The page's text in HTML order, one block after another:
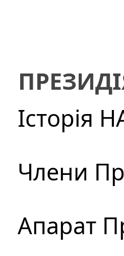
Історія
Члени
Апарат